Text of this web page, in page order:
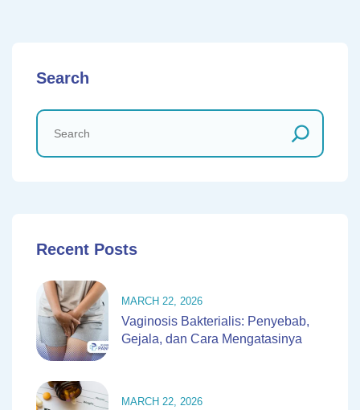
Search
Recent Posts
MARCH 22, 2026
Vaginosis Bakterialis: Penyebab,
Gejala, dan Cara Mengatasinya
MARCH 22, 2026